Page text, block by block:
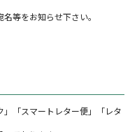
等をお知らせ下さい。
「スマートレター便」「レタ